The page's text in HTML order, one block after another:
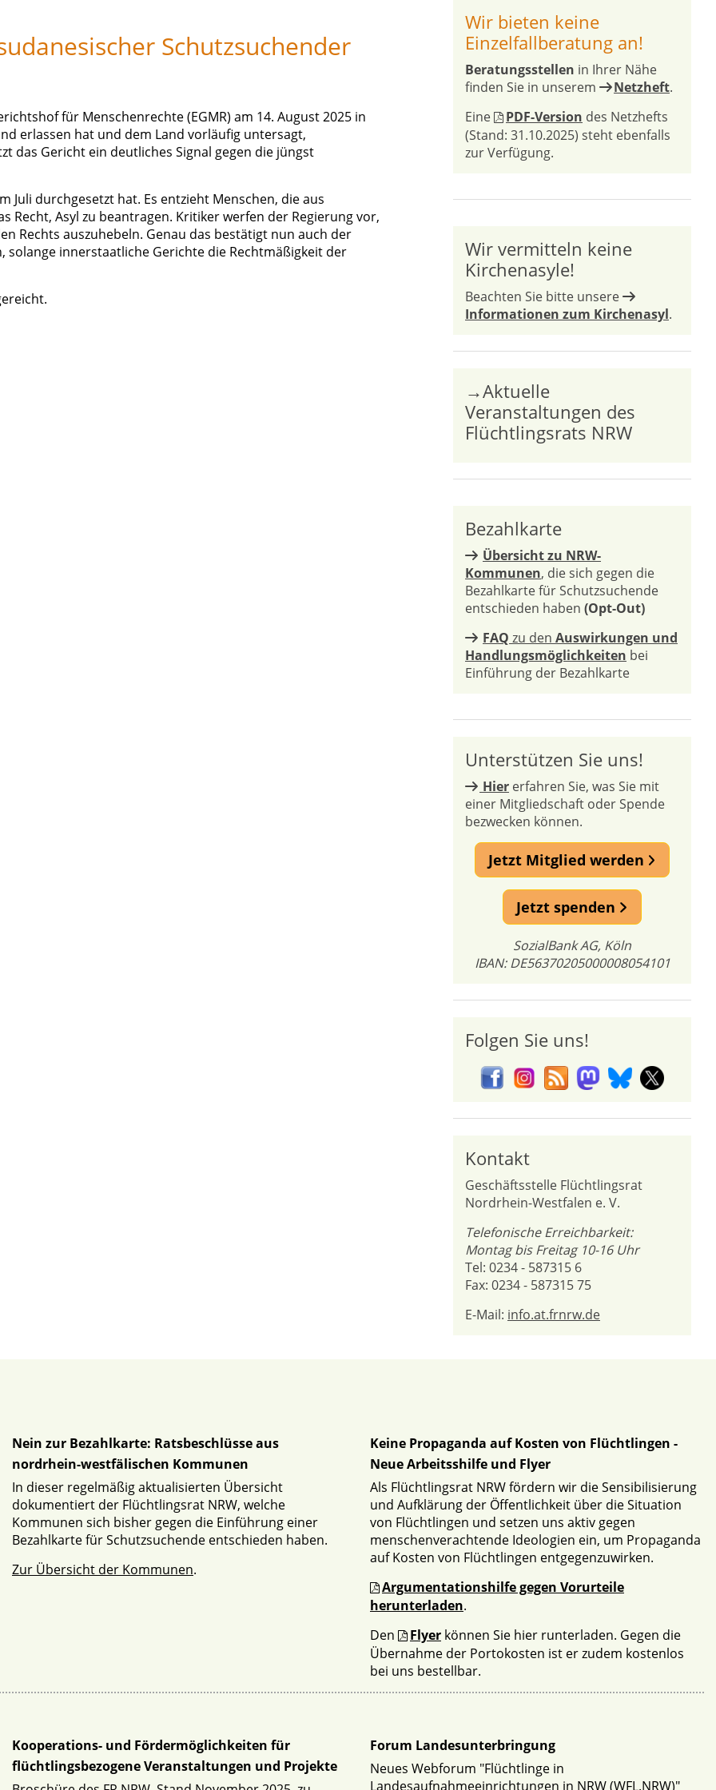
Schutzsuchender
für Menschenrechte (EGMR) am 14. August 2025 in
erlassen hat und dem Land vorläufig untersagt,
das Gericht ein deutliches Signal gegen die jüngst
Juli durchgesetzt hat. Es entzieht Menschen, die aus
Asyl zu beantragen. Kritiker werfen der Regierung vor,
Rechts auszuhebeln. Genau das bestätigt nun auch der
solange innerstaatliche Gerichte die Rechtmäßigkeit der
Wir bieten keine
Einzelfallberatung an!
Beratungsstellen in Ihrer Nähe
finden Sie in unserem
Netzheft.
Eine
PDF-Version des Netzhefts
(Stand: 31.10.2025) steht ebenfalls
zur Verfügung.
Wir vermitteln keine
Kirchenasyle!
Beachten Sie bitte unsere
Informationen zum Kirchenasyl.
→Aktuelle
Veranstaltungen des
Flüchtlingsrats NRW
Bezahlkarte
Übersicht zu NRW-
Kommunen, die sich gegen die
Bezahlkarte für Schutzsuchende
entschieden haben (Opt-Out)
FAQ zu den Auswirkungen und
Handlungsmöglichkeiten bei
Einführung der Bezahlkarte
Unterstützen Sie uns!
Hier erfahren Sie, was Sie mit
einer Mitgliedschaft oder Spende
bezwecken können.
Jetzt Mitglied werden
Jetzt spenden
SozialBank AG, Köln
IBAN: DE56370205000008054101
Folgen Sie uns!
Kontakt
Geschäftsstelle Flüchtlingsrat
Nordrhein-Westfalen e. V.
Telefonische Erreichbarkeit:
Montag bis Freitag 10-16 Uhr
Tel: 0234 - 587315 6
Fax: 0234 - 587315 75
E-Mail: info.at.frnrw.de
Nein zur Bezahlkarte: Ratsbeschlüsse aus
nordrhein-westfälischen Kommunen
In dieser regelmäßig aktualisierten Übersicht
dokumentiert der Flüchtlingsrat NRW, welche
Kommunen sich bisher gegen die Einführung einer
Bezahlkarte für Schutzsuchende entschieden haben.
Zur Übersicht der Kommunen.
Keine Propaganda auf Kosten von Flüchtlingen -
Neue Arbeitsshilfe und Flyer
Als Flüchtlingsrat NRW fördern wir die Sensibilisierung
und Aufklärung der Öffentlichkeit über die Situation
von Flüchtlingen und setzen uns aktiv gegen
menschenverachtende Ideologien ein, um Propaganda
auf Kosten von Flüchtlingen entgegenzuwirken.
Argumentationshilfe gegen Vorurteile
herunterladen.
Den
Flyer können Sie hier runterladen. Gegen die
Übernahme der Portokosten ist er zudem kostenlos
bei uns bestellbar.
Kooperations- und Fördermöglichkeiten für
flüchtlingsbezogene Veranstaltungen und Projekte
Forum Landesunterbringung
Neues Webforum "Flüchtlinge in
Landesaufnahmeeinrichtungen in NRW (WFL.NRW)"